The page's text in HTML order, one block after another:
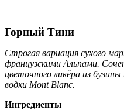
Горный Тини
Строгая вариация сухого
французскими Альпами.
цветочного ликёра из
водки Mont Blanc.
Ингредиенты